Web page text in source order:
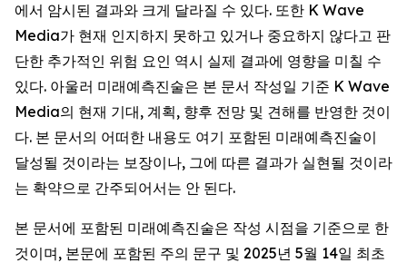
에서 암시된 결과와 크게 달라질 수 있다. 또한 K Wave
Media가 현재 인지하지 못하고 있거나 중요하지 않다고 판
단한 추가적인 위험 요인 역시 실제 결과에 영향을 미칠 수
있다. 아울러 미래예측진술은 본 문서 작성일 기준 K Wave
Media의 현재 기대, 계획, 향후 전망 및 견해를 반영한 것이
다. 본 문서의 어떠한 내용도 여기 포함된 미래예측진술이
달성될 것이라는 보장이나, 그에 따른 결과가 실현될 것이라
는 확약으로 간주되어서는 안 된다.
본 문서에 포함된 미래예측진술은 작성 시점을 기준으로 한
것이며, 본문에 포함된 주의 문구 및 2025년 5월 14일 최초